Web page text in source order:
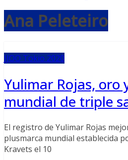
Ana Peleteiro
JJOO Tokio 2020
Yulimar Rojas, oro
mundial de triple
El registro de Yulimar Rojas
plusmarca mundial establecida
Kravets el 10